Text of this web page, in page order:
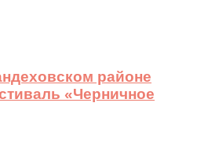
районе
«Черничное